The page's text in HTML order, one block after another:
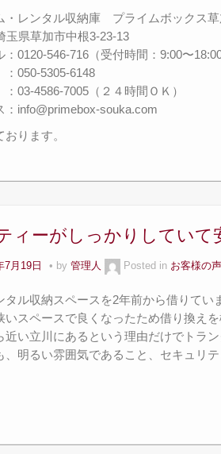
・レンタル収納庫 プライムボックス
県草加市中根3-23-13
0120-546-716（受付時間：9:00〜18:00
5305-6148
4586-7005（２４時間ＯＫ）
：info@primebox-souka.com
ります。
ィーがしっかりしていて
7月19日 by管理人 Posted in お客様の声
タル収納スペースを2年前から借りてい
いスペースで良くなったため借り換えを
近い立川にあるという理由だけでトラ
、明るい雰囲気であること、セキュリ